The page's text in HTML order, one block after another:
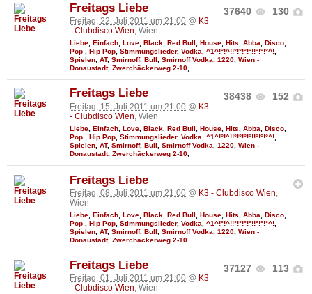
37640 130
Freitags Liebe
Freitag, 22. Juli 2011 um 21:00 @ K3
- Clubdisco Wien, Wien
Liebe, Einfach, Love, Black, Red Bull, House, Hits, Abba, Disco,
Pop , Hip Pop, Stimmungslieder, Vodka, ^1^!°!^!!°!°!°!°!!°!°!°^!,
Spielen, AT, Smirnoff, Bull, Smirnoff Vodka, 1220, Wien -
Donaustadt, Zwerchäckerweg 2-10,
38438 152
Freitags Liebe
Freitag, 15. Juli 2011 um 21:00 @ K3
- Clubdisco Wien , Wien
Liebe Einfach Love Black Red Bull House Hits Abba Disco
Pop
Hip Pop Stimmungslieder, Vodka ^1^!°!^!!°!°!°!°!!°!°!°^!
Spielen AT, Smirnoff, Bull Smirnoff Vodka 1220 Wien -
Donaustadt, Zwerchäckerweg 2-10
Freitags Liebe
Freitag, 08. Juli 2011 um 21:00 @ K3 - Clubdisco Wien,
Wien
Liebe Einfach Love Black Red Bull House Hits Abba Disco
Pop
Hip Pop Stimmungslieder, Vodka ^1^!°!^!!°!°!°!°!!°!°!°^!
Spielen AT, Smirnoff, Bull Smirnoff Vodka 1220 Wien -
Donaustadt, Zwerchäckerweg 2-10
37127 113
Freitags Liebe
Freitag, 01. Juli 2011 um 21:00 @ K3
- Clubdisco Wien, Wien